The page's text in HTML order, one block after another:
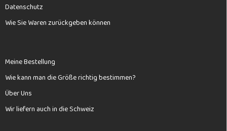
Datenschutz
Wie Sie Waren zurückgeben können
Meine Bestellung
Wie kann man die Größe richtig bestimmen?
Über Uns
Wir liefern auch in die Schweiz